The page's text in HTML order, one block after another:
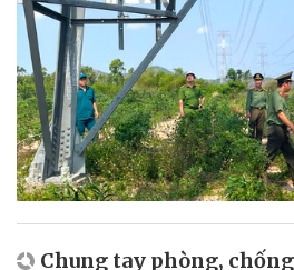
Chung tay phòng,